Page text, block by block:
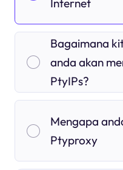
Internet
Bagaimana
anda akan
PtyIPs?
Mengapa
Ptyproxy